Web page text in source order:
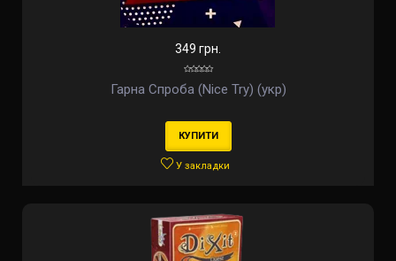
349 грн.
Гарна Спроба (Nice Try) (укр)
КУПИТИ
У закладки